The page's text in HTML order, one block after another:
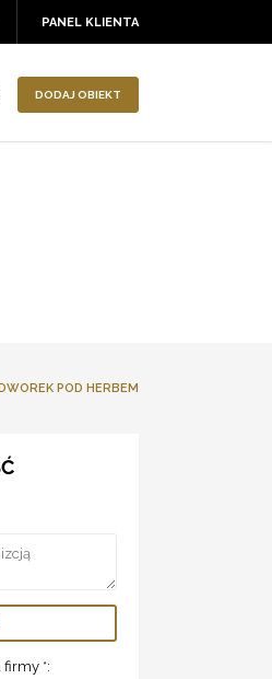
PANEL KLIENTA
DODAJ OBIEKT
POD HERBEM
firmy *: